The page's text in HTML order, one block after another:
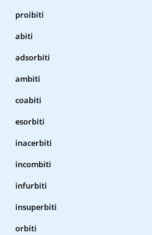
proibiti
abiti
adsorbiti
ambiti
coabiti
esorbiti
inacerbiti
incombiti
infurbiti
insuperbiti
orbiti